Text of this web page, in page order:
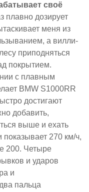
своё
плавно дозирует
меня из
а вилли-
приподняться
покрытием.
с плавным
BMW S1000RR
достигают
добавить,
выше и ехать
270 км/ч,
200. Четыре
и ударов
и
пальца